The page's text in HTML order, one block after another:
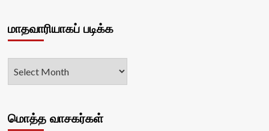
மாதவாரியாகப் படிக்க
மொத்த வாசகர்கள்